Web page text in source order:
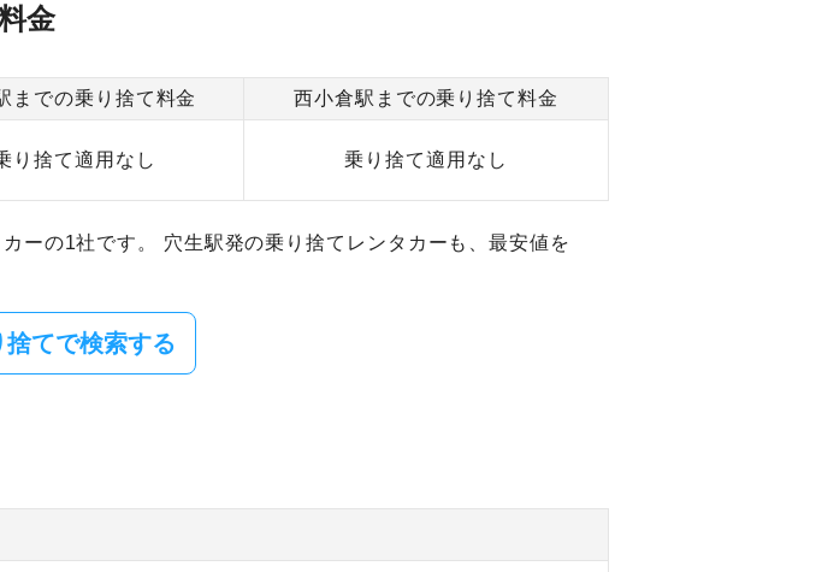
金
までの乗り捨て料金 西小倉駅までの乗り捨て料金
り捨て適用なし 乗り捨て適用なし
ーの1社です。 穴生駅発の乗り捨てレンタカーも、最安値を
てで検索する